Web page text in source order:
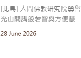
[北島] 人間佛教研究院榮
光山開講般若智與方便慧
28 June 2026